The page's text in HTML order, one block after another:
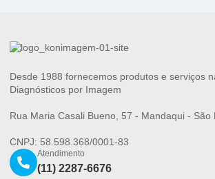
Desde 1988 fornecemos produtos e serviços
Diagnósticos por Imagem
Rua Maria Casali Bueno, 57 - Mandaqui - São
CNPJ: 58.598.368/0001-83
Atendimento
(11) 2287-6676